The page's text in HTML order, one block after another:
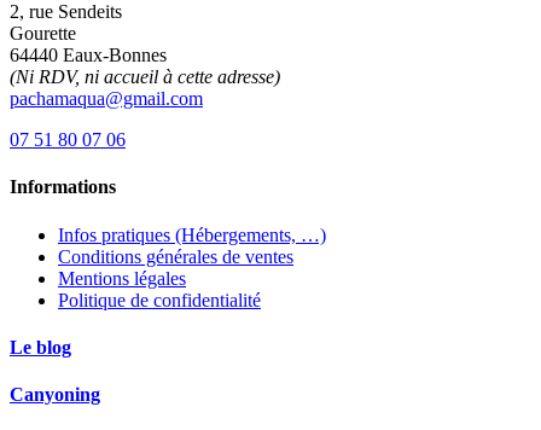
2, rue Sendeits
Gourette
64440 Eaux-Bonnes
(Ni RDV, ni accueil à cette adresse)
pachamaqua@gmail.com
07 51 80 07 06
Informations
Infos pratiques (Hébergements, …)
Conditions générales de ventes
Mentions légales
Politique de confidentialité
Le blog
Canyoning